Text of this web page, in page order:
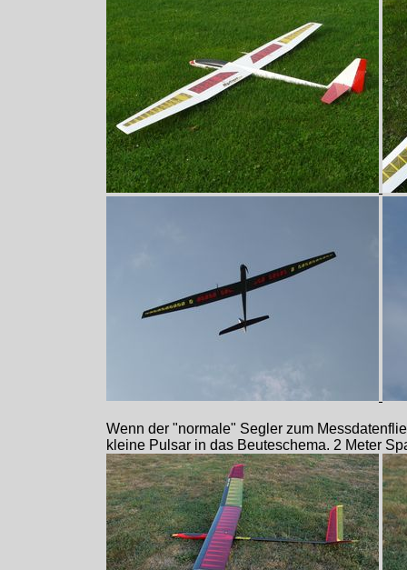
Wenn der "normale" Segler zum
kleine Pulsar in das Beuteschema. 2 Meter